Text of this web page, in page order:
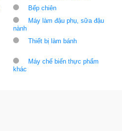
Bếp chiên
Máy làm đậu phụ, sữa đậu
nành
Thiết bị làm bánh
Máy chế biến thực phẩm
khác